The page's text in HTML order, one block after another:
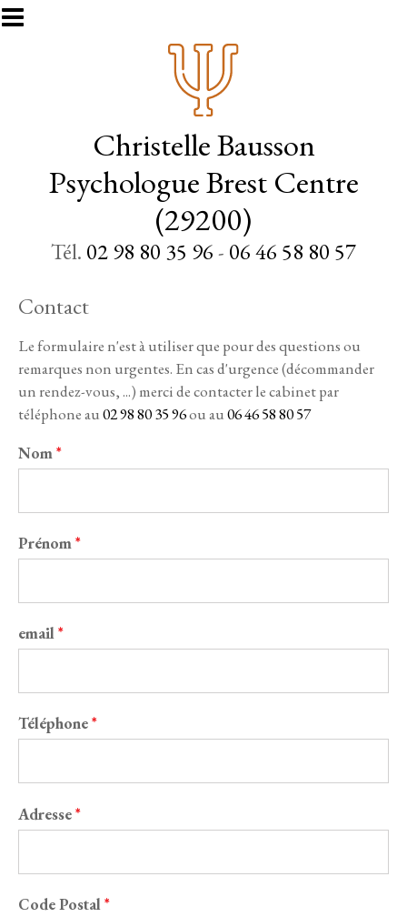
Aller au contenu principal
Christelle Bausson
Psychologue Brest Centre
(29200)
Tél. 02 98 80 35 96- 06 46 58 80 57
Contact
Le formulaire n'est à utiliser que pour des questions ou
remarques non urgentes. En cas d'urgence (décommander
un rendez-vous, ...) merci de contacter le cabinet par
téléphone au02 98 80 35 96ou au06 46 58 80 57
Nom*
Prénom*
email*
Téléphone*
Adresse*
Code Postal*